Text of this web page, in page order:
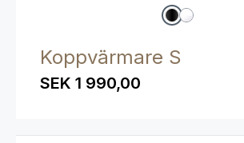
Koppvärmare S
SEK 1 990,00